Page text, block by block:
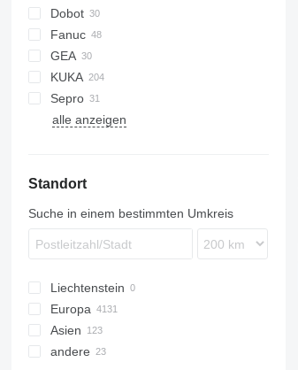
Dobot
Fanuc
GEA
KUKA
KR
ZSW
D-series
CH4000
Sepro
alle anzeigen
Standort
Suche in einem bestimmten Umkreis
Liechtenstein
Europa
Niederlande
Spanien
Asien
Usbekistan
andere